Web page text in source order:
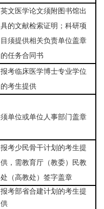
英文医学论文须附图书馆出
具的文献检索证明；科研项
目须提供相关负责单位盖章
的任务合同书
报考临床医学博士专业学位
的考生提供
须单位或单位人事部门盖章
报考少民骨干计划的考生提
供，需教育厅（教委）民教
处（高教处）签字盖章
报考部省合建计划的考生提
供